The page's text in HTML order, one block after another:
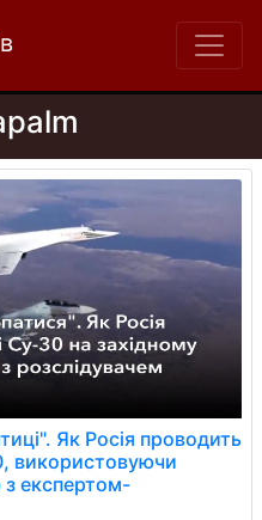
Як Росія проводить
використовуючи
з експертом-